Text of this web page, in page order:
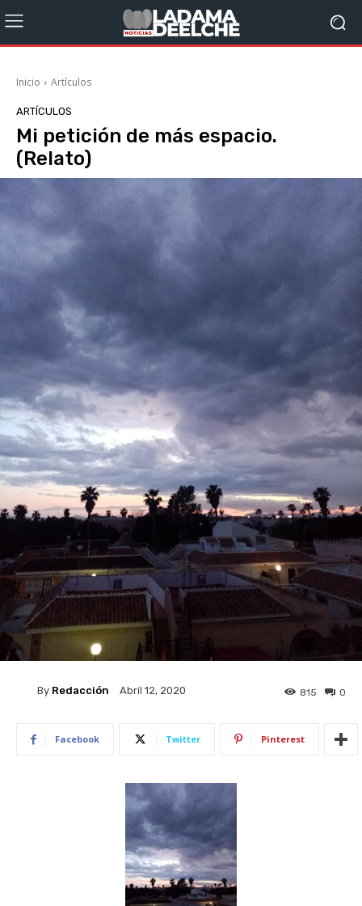
Inicio Artículos
ARTÍCULOS
Mi petición de más espacio.
(Relato)
By Redacción Abril 12, 2020 0
815
Facebook Twitter Pinterest